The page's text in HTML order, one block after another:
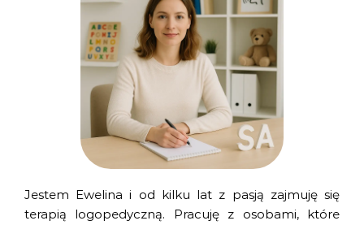
Jestem Ewelina i od kilku lat z pasją zajmuję się
terapią logopedyczną. Pracuję z osobami, które